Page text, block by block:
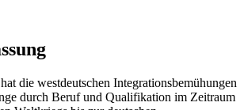
die westdeutschen Integrationsbemühungen
durch Beruf und Qualifikation im Zeitraum